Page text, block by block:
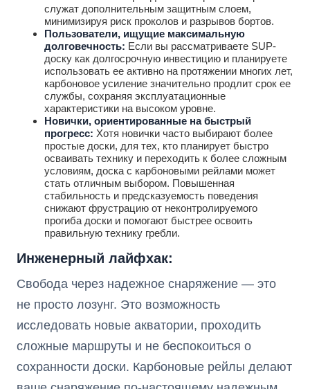
служат дополнительным защитным слоем,
минимизируя риск проколов и разрывов бортов.
Пользователи, ищущие максимальную
долговечность: Если вы рассматриваете SUP-
доску как долгосрочную инвестицию и планируете
использовать ее активно на протяжении многих лет,
карбоновое усиление значительно продлит срок ее
службы, сохраняя эксплуатационные
характеристики на высоком уровне.
Новички, ориентированные на быстрый
прогресс: Хотя новички часто выбирают более
простые доски, для тех, кто планирует быстро
осваивать технику и переходить к более сложным
условиям, доска с карбоновыми рейлами может
стать отличным выбором. Повышенная
стабильность и предсказуемость поведения
снижают фрустрацию от неконтролируемого
прогиба доски и помогают быстрее освоить
правильную технику гребли.
Инженерный лайфхак:
Свобода через надежное снаряжение — это
не просто лозунг. Это возможность
исследовать новые акватории, проходить
сложные маршруты и не беспокоиться о
сохранности доски. Карбоновые рейлы делают